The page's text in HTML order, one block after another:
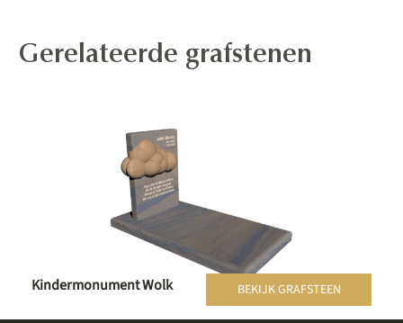
Gerelateerde grafstenen
Kindermonument Wolk BEKIJK GRAFSTEEN